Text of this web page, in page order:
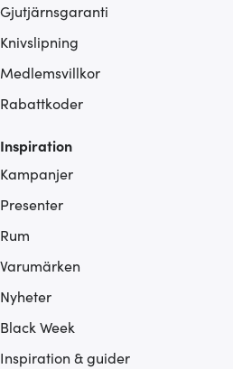
Gjutjärnsgaranti
Knivslipning
Medlemsvillkor
Rabattkoder
Inspiration
Kampanjer
Presenter
Rum
Varumärken
Nyheter
Black Week
Inspiration & guider